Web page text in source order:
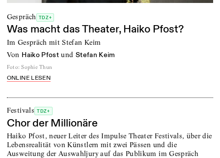
Gespräch TDZ+
Was macht das Theater, Haiko Pfost?
Im Gespräch mit Stefan Keim
von Haiko Pfost und Stefan Keim
Foto: Sophie Thun
ONLINE LESEN
Festivals TDZ+
Chor der Millionäre
Haiko Pfost, neuer Leiter des Impulse Theater Festivals, über die
Lebensrealität von Künstlern mit zwei Pässen und die
Ausweitung der Auswahljury auf das Publikum im Gespräch